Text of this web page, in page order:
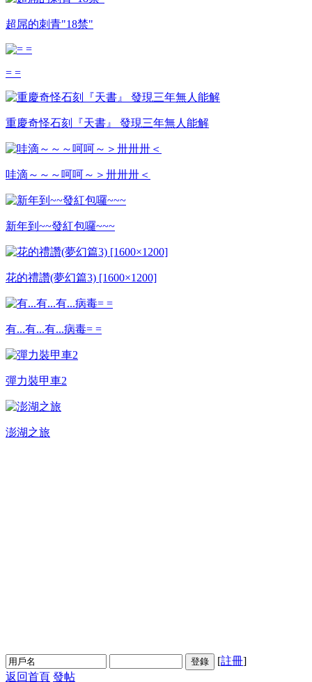
超屌的刺青"18禁"
= =
重慶奇怪石刻『天書』 發現三年無人能解
哇滴～～～呵呵～＞卅卅卅＜
新年到~~發紅包囉~~~
花的禮讚(夢幻篇3) [1600×1200]
有...有...有...病毒= =
彈力裝甲車2
澎湖之旅
登錄 [註冊]
返回首頁 發帖